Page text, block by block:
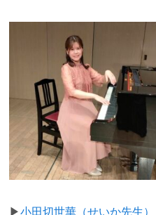
▶小田切世華（せいか先生）